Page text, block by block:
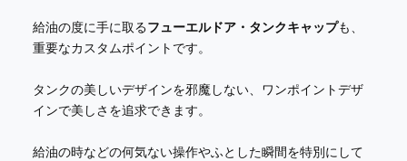
給油の度に手に取るフューエルドア・タンクキャップも、
重要なカスタムポイントです。
タンクの美しいデザインを邪魔しない、ワンポイントデザ
インで美しさを追求できます。
給油の時などの何気ない操作やふとした瞬間を特別にして